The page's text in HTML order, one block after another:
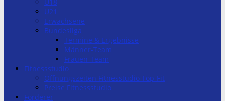
U18
U21
Erwachsene
Bundesliga
Termine & Ergebnisse
Männer-Team
Frauen-Team
Fitnessstudio
Öffnungszeiten Fitnesstudio Top-Fit
Preise Fitnessstudio
Förderer